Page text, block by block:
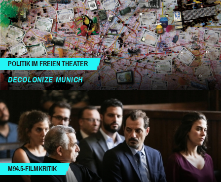
POLITIK IM FREIEN THEATER
DECOLONIZE MUNICH
M94.5-FILMKRITIK